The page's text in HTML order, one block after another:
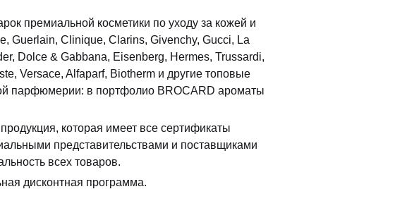
премиальной косметики по уходу за кожей и
Guerlain, Clinique, Clarins, Givenchy, Gucci, La
Dolce & Gabbana, Eisenberg, Hermes, Trussardi,
Versace, Alfaparf, Biotherm и другие топовые
парфюмерии: в портфолио BROCARD ароматы
которая имеет все сертификаты
представительствами и поставщиками
всех товаров.
дисконтная программа.